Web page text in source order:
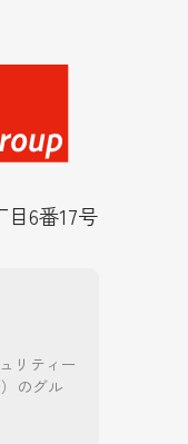
6番17号
リティー
のグル